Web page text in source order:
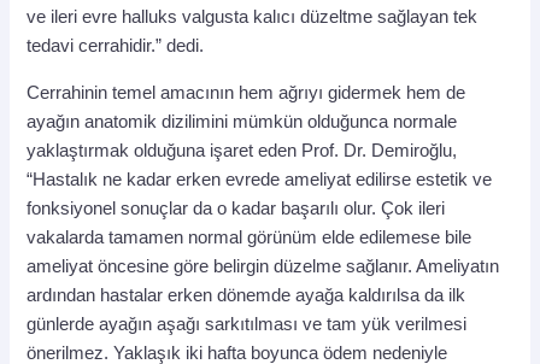
ve ileri evre halluks valgusta kalıcı düzeltme sağlayan tek
tedavi cerrahidir.” dedi.
Cerrahinin temel amacının hem ağrıyı gidermek hem de
ayağın anatomik dizilimini mümkün olduğunca normale
yaklaştırmak olduğuna işaret eden Prof. Dr. Demiroğlu,
“Hastalık ne kadar erken evrede ameliyat edilirse estetik ve
fonksiyonel sonuçlar da o kadar başarılı olur. Çok ileri
vakalarda tamamen normal görünüm elde edilemese bile
ameliyat öncesine göre belirgin düzelme sağlanır. Ameliyatın
ardından hastalar erken dönemde ayağa kaldırılsa da ilk
günlerde ayağın aşağı sarkıtılması ve tam yük verilmesi
önerilmez. Yaklaşık iki hafta boyunca ödem nedeniyle